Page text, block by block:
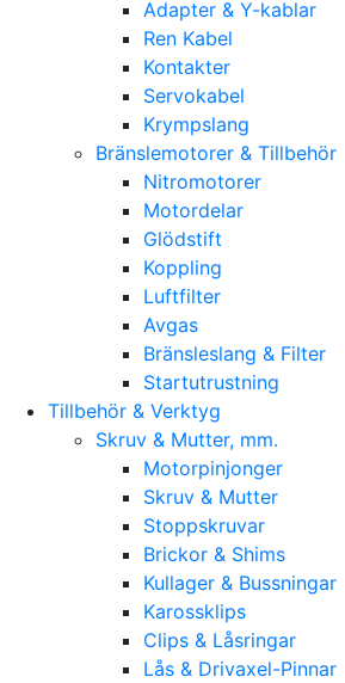
Adapter & Y-kablar
Ren Kabel
Kontakter
Servokabel
Krympslang
Bränslemotorer & Tillbehör
Nitromotorer
Motordelar
Glödstift
Koppling
Luftfilter
Avgas
Bränsleslang & Filter
Startutrustning
Tillbehör & Verktyg
Skruv & Mutter, mm.
Motorpinjonger
Skruv & Mutter
Stoppskruvar
Brickor & Shims
Kullager & Bussningar
Karossklips
Clips & Låsringar
Lås & Drivaxel-Pinnar